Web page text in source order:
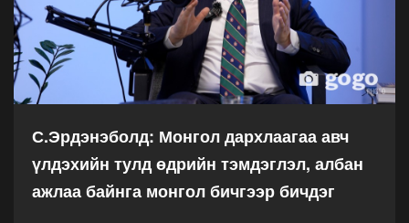
С.Эрдэнэболд: Монгол дархлаагаа авч
үлдэхийн тулд өдрийн тэмдэглэл, албан
ажлаа байнга монгол бичгээр бичдэг